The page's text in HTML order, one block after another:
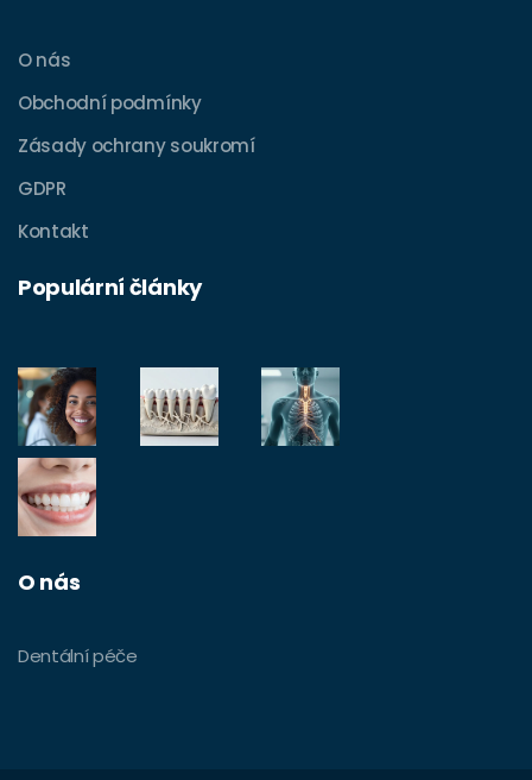
O nás
Obchodní podmínky
Zásady ochrany soukromí
GDPR
Kontakt
Populární články
O nás
Dentální péče